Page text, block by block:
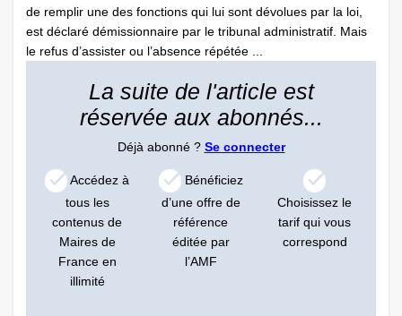
de remplir une des fonctions qui lui sont dévolues par la loi,
est déclaré démissionnaire par le tribunal administratif. Mais
le refus d’assister ou ­l’absence répétée ...
La suite de l'article est
réservée aux abonnés...
Déjà abonné ? Se connecter
Accédez à
tous les
contenus de
Maires de
France en
illimité
Bénéficiez
d’une offre de
référence
éditée par
l’AMF
Choisissez le
tarif qui vous
correspond